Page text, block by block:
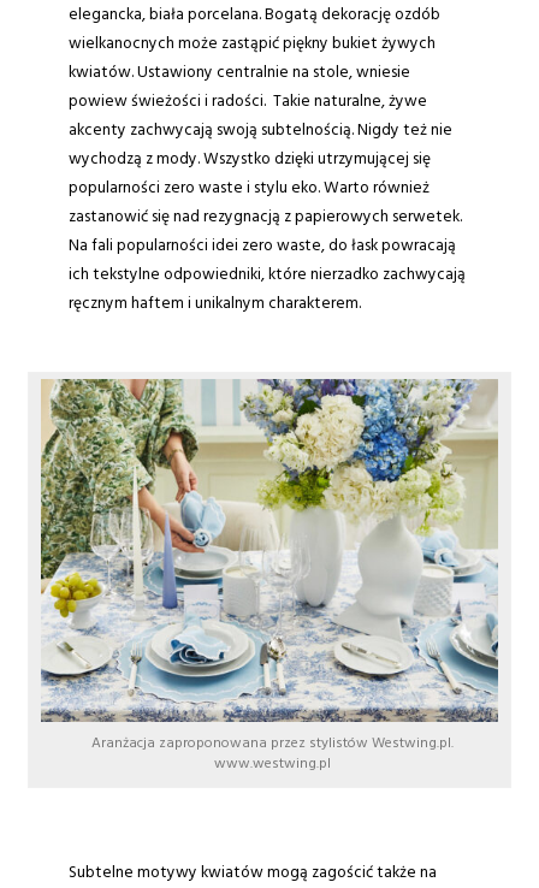
elegancka, biała porcelana. Bogatą dekorację ozdób
wielkanocnych może zastąpić piękny bukiet żywych
kwiatów. Ustawiony centralnie na stole, wniesie
powiew świeżości i radości. Takie naturalne, żywe
akcenty zachwycają swoją subtelnością. Nigdy też nie
wychodzą z mody. Wszystko dzięki utrzymującej się
popularności zero waste i stylu eko. Warto również
zastanowić się nad rezygnacją z papierowych serwetek.
Na fali popularności idei zero waste, do łask powracają
ich tekstylne odpowiedniki, które nierzadko zachwycają
ręcznym haftem i unikalnym charakterem.
Aranżacja zaproponowana przez stylistów Westwing.pl.
www.westwing.pl
Subtelne motywy kwiatów mogą zagościć także na